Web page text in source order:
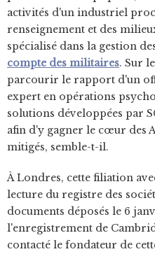
activités d'un industriel
renseignement et des
spécialisé dans la gestion
compte des militaires. Sur
parcourir le rapport d'un
expert en opérations
solutions développées par
afin d'y gagner le cœur des
mitigés, semble-t-il.
À Londres, cette filiation
lecture du registre des
documents déposés le 6
l'enregistrement de
contacté le fondateur de